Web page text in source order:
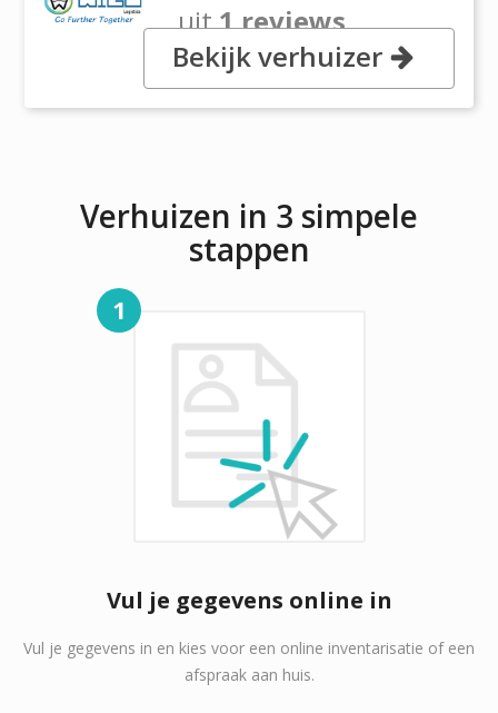
uit1 reviews
, 12, Avenue Maurice, 94200
Thorez Ivry Sur Seine
Bekijk verhuizer
Verhuizen in 3 simpele
stappen
1
Vul je gegevens online in
Vul je gegevens in en kies voor een online inventarisatie of een
afspraak aan huis.